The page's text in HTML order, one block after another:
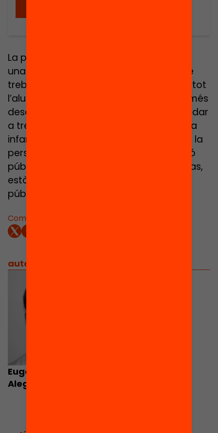
Comparteix:
La pretensió d’aquest estudi és aportar
una visió polièdrica i global i una línia de
treball útil per millorar l’èxit educatiu de tot
l’alumnat, i, en especial, de la població més
desafavorida, amb l’objectiu últim d’ajudar
a trencar el cercle pervers de la pobresa
infantil. El treball es desenvolupa des de la
perspectiva de la governança i la gestió
pública de l’educació, que, en aquest cas,
està interrelacionada amb la gestió
pública de la pobresa infantil.
autors
Eugeni Garcia-
Alegre